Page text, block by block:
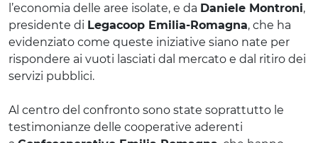
l’economia delle aree isolate, e da Daniele Montroni,
presidente di Legacoop Emilia-Romagna, che ha
evidenziato come queste iniziative siano nate per
rispondere ai vuoti lasciati dal mercato e dal ritiro dei
servizi pubblici.
Al centro del confronto sono state soprattutto le
testimonianze delle cooperative aderenti